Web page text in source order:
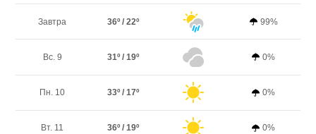
Завтра 36º / 22º 99%
Вс. 9 31º / 19º 0%
Пн. 10 33º / 17º 0%
Вт. 11 36º / 19º 0%